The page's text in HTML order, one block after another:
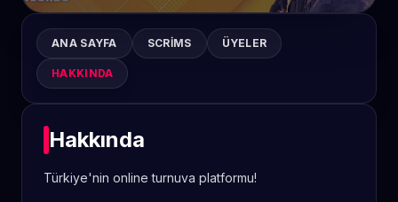
ANA SAYFA SCRIMS ÜYELER
HAKKINDA
Hakkında
Türkiye'nin online turnuva platformu!